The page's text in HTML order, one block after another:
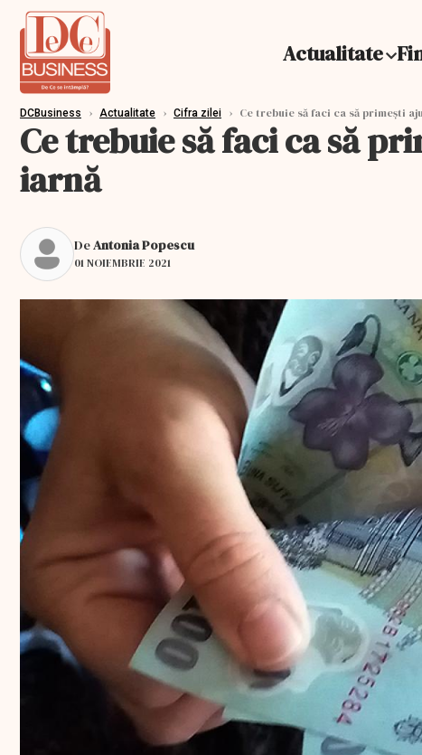
Actualitate
DCBusiness › Actualitate › Cifra zilei › Ce trebuie să faci ca să primeşti
Ce trebuie să faci ca să
iarnă
DeAntonia Popescu
01 NOIEMBRIE 2021